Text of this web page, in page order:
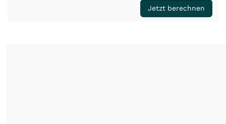
Jetzt berechnen